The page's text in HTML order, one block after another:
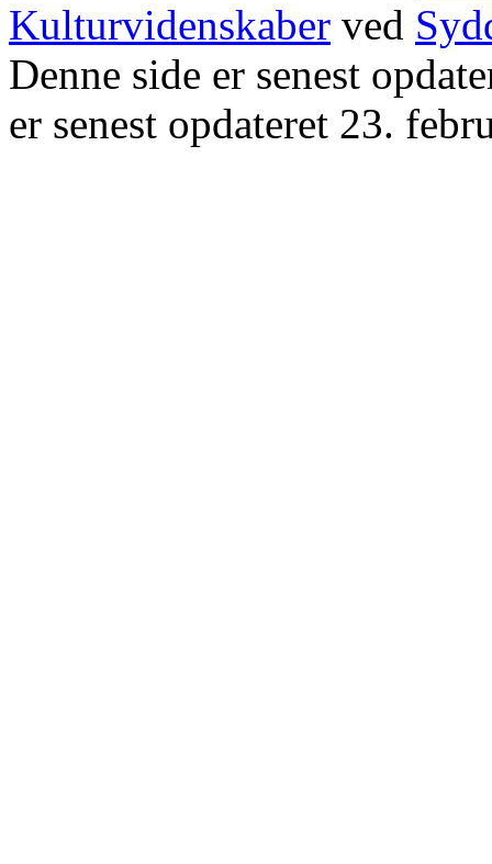
Kulturvidenskaber ved
Denne side er senest
er senest opdateret 23.